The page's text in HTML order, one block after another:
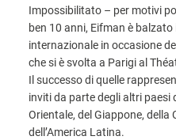
Impossibilitato – per motivi
ben 10 anni, Eifman è
internazionale in occasione
che si è svolta a Parigi al
Il successo di quelle
inviti da parte degli altri paesi
Orientale, del Giappone, della
dell’America Latina.